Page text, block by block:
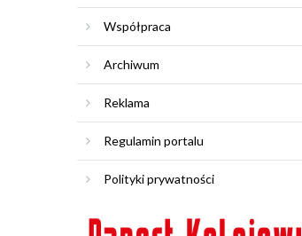
Współpraca
Archiwum
Reklama
Regulamin portalu
Polityki prywatności